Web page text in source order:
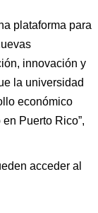
plataforma para
innovación y
la universidad
económico
Puerto Rico”,
acceder al